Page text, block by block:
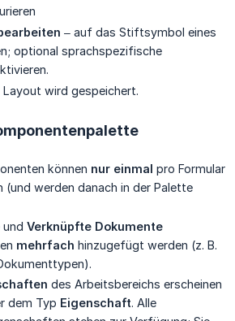
– auf das Stiftsymbol eines
optional sprachspezifische
Layout wird gespeichert.
können nur einmal pro Formular
(und werden danach in der Palette
und Verknüpfte Dokumente
mehrfach hinzugefügt werden (z. B.
des Arbeitsbereichs erscheinen
dem Typ Eigenschaft. Alle